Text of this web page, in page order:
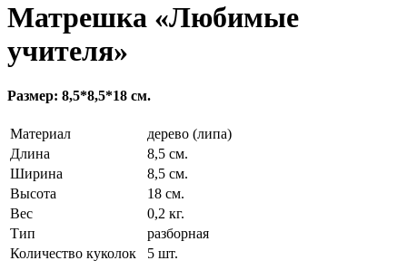
Матрешка «Любимые
учителя»
Размер: 8,5*8,5*18 см.
Материал
дерево (липа)
Длина
8,5 см.
Ширина
8,5 см.
Высота
18 см.
Вес
0,2 кг.
Тип
разборная
Количество куколок
5 шт.